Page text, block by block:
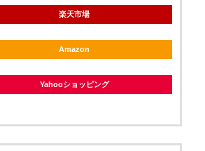
楽天市場
Amazon
Yahooショッピング